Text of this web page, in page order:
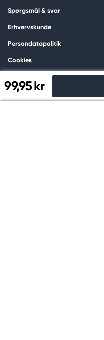
99,95 kr
Spørgsmål & svar
Erhvervskunde
Persondatapolitik
Cookies
Om os